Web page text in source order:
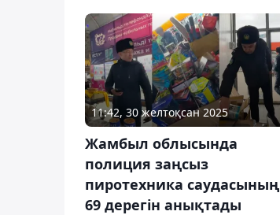
11:42, 30 желтоқсан 2025
Жамбыл облысында
полиция заңсыз
пиротехника саудасының
69 дерегін анықтады